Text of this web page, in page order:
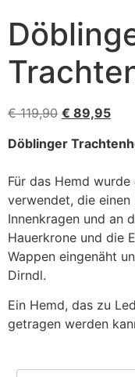
€119,90 € 89,95
Döblinger
Für das Hemd
verwendet, die
Innenkragen und an
Hauerkrone und die
Wappen eingenäht
Dirndl.
Ein Hemd, das zu
getragen werden